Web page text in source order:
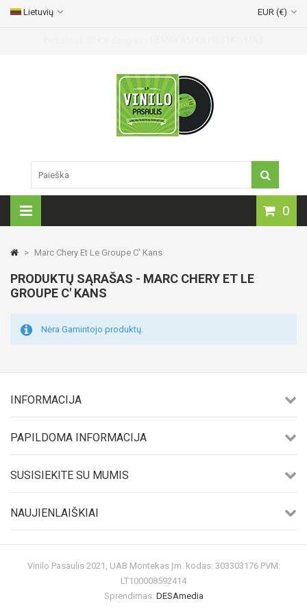
EUR (€)
Lietuvių
0
> Marc Chery Et Le Groupe C' Kans
PRODUKTŲ SĄRAŠAS - MARC CHERY ET LE
GROUPE C' KANS
Nėra Gamintojo produktų.
INFORMACIJA
PAPILDOMA INFORMACIJA
SUSISIEKITE SU MUMIS
NAUJIENLAIŠKIAI
Vinilo Pasaulis 2021, UAB Montekas Įm. kodas: 303303176 PVM:
LT100008592414
Sprendimas: DESAmedia